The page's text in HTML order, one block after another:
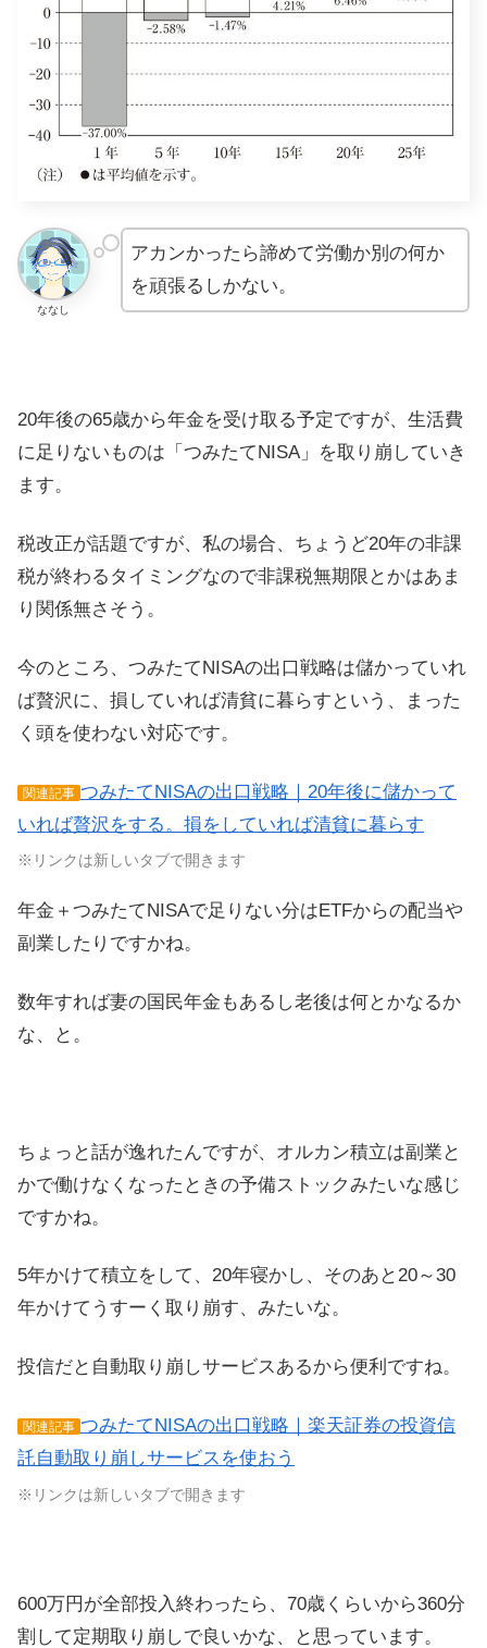
ななし
アカンかったら諦めて労働か別の何か
を頑張るしかない。
20年後の65歳から年金を受け取る予定ですが、生活費
に足りないものは「つみたてNISA」を取り崩していき
ます。
税改正が話題ですが、私の場合、ちょうど20年の非課
税が終わるタイミングなので非課税無期限とかはあま
り関係無さそう。
今のところ、つみたてNISAの出口戦略は儲かっていれ
ば贅沢に、損していれば清貧に暮らすという、まった
く頭を使わない対応です。
関連記事 つみたてNISAの出口戦略｜20年後に儲かって
いれば贅沢をする。損をしていれば清貧に暮らす
※リンクは新しいタブで開きます
年金＋つみたてNISAで足りない分はETFからの配当や
副業したりですかね。
数年すれば妻の国民年金もあるし老後は何とかなるか
な、と。
ちょっと話が逸れたんですが、オルカン積立は副業と
かで働けなくなったときの予備ストックみたいな感じ
ですかね。
5年かけて積立をして、20年寝かし、そのあと20～30
年かけてうすーく取り崩す、みたいな。
投信だと自動取り崩しサービスあるから便利ですね。
関連記事 つみたてNISAの出口戦略｜楽天証券の投資信
託自動取り崩しサービスを使おう
※リンクは新しいタブで開きます
600万円が全部投入終わったら、70歳くらいから360分
割して定期取り崩しで良いかな、と思っています。